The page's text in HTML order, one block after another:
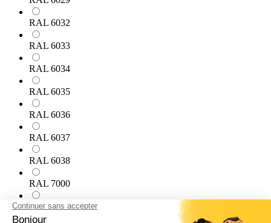
RAL 6032
RAL 6033
RAL 6034
RAL 6035
RAL 6036
RAL 6037
RAL 6038
RAL 7000
RAL 7001